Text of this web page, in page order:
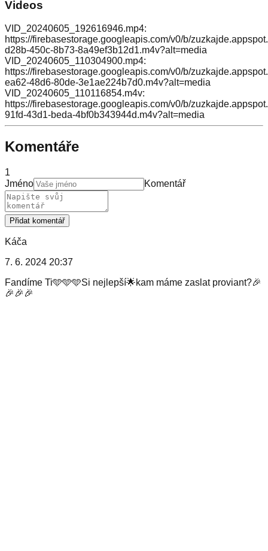
Videos
VID_20240605_192616946.mp4:
https://firebasestorage.googleapis.com/v0/b/
d28b-450c-8b73-8a49ef3b12d1.m4v?alt=media
VID_20240605_110304900.mp4:
https://firebasestorage.googleapis.com/v0/b/
ea62-48d6-80de-3e1ae224b7d0.m4v?alt=media
VID_20240605_110116854.m4v:
https://firebasestorage.googleapis.com/v0/b/
91fd-43d1-beda-4bf0b343944d.m4v?alt=media
Komentáře
1
Jméno
Komentář
Přidat komentář
Káča
7. 6. 2024 20:37
Fandíme Ti🩵🩵🩵Si nejlepší🌟kam máme zaslat proviant?🎉
🎉🎉🎉